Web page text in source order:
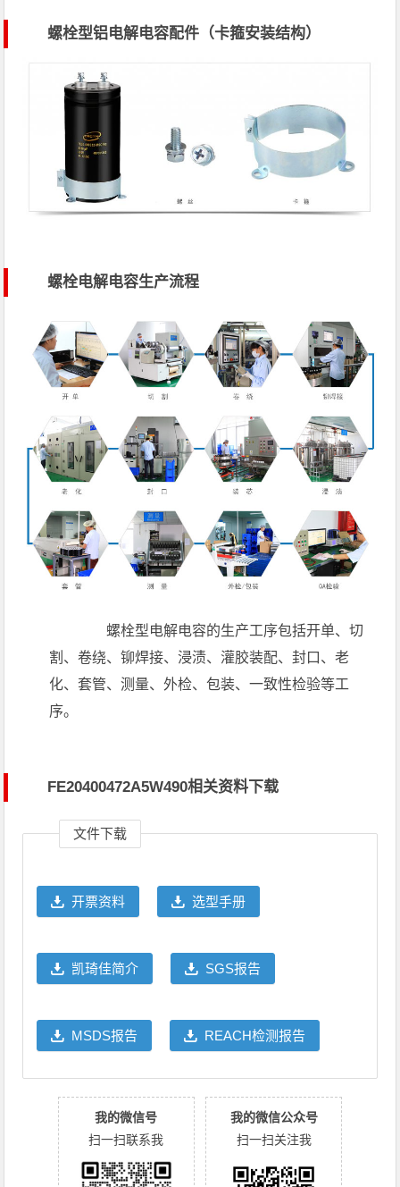
螺栓型铝电解电容配件（卡箍安装结构）
螺栓电解电容生产流程
螺栓型电解电容的生产工序包括开单、切
割、卷绕、铆焊接、浸渍、灌胶装配、封口、老
化、套管、测量、外检、包装、一致性检验等工
序。
FE20400472A5W490相关资料下载
文件下载
开票资料 选型手册
凯琦佳简介 SGS报告
MSDS报告 REACH检测报告
我的微信号
扫一扫联系我
我的微信公众号
扫一扫关注我